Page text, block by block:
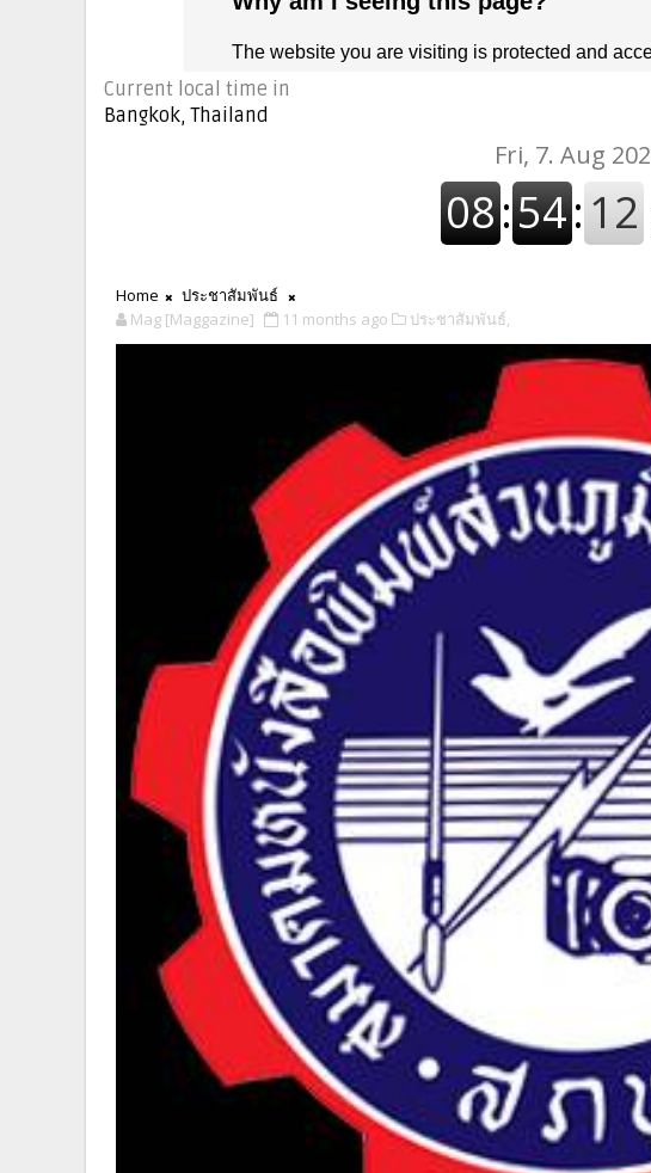
Current local time in
Bangkok, Thailand
Home
ประชาสัมพันธ์
Mag [Maggazine]
11 months ago ประชาสัมพันธ์,